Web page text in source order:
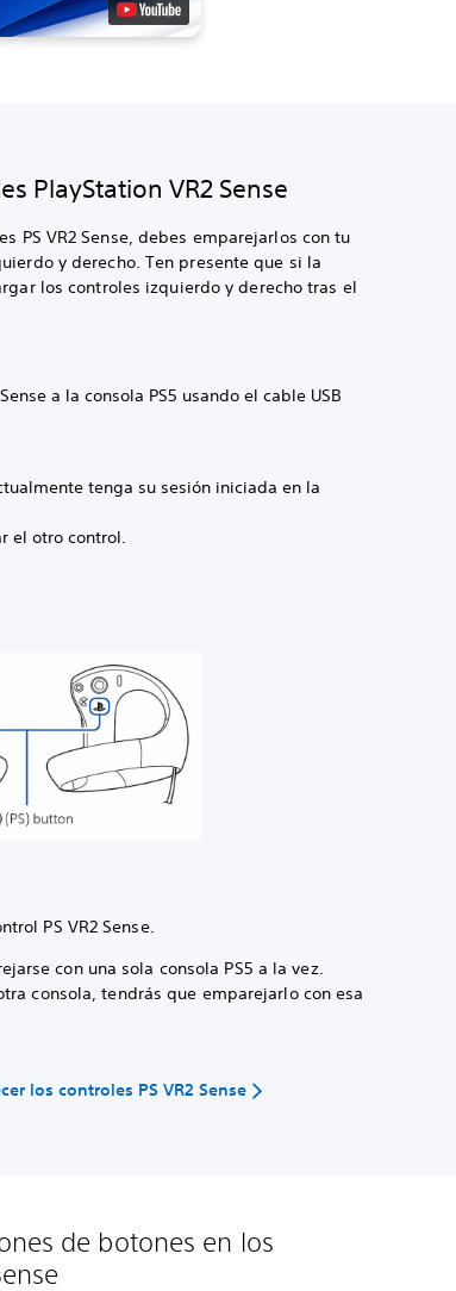
PlayStation VR2 Sense
PS VR2 Sense, debes emparejarlos con tu
y derecho. Ten presente que si la
los controles izquierdo y derecho tras el
a la consola PS5 usando el cable USB
tenga su sesión iniciada en la
el otro control.
PS VR2 Sense.
con una sola consola PS5 a la vez.
consola, tendrás que emparejarlo con esa
los controles PS VR2 Sense
de botones en los